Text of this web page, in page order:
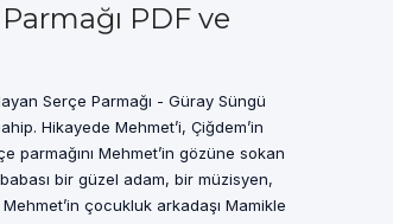
PDF ve
Serçe Parmağı - Güray Süngü
Hikayede Mehmet’i, Çiğdem’in
parmağını Mehmet’in gözüne sokan
bir güzel adam, bir müzisyen,
çocukluk arkadaşı Mamikle